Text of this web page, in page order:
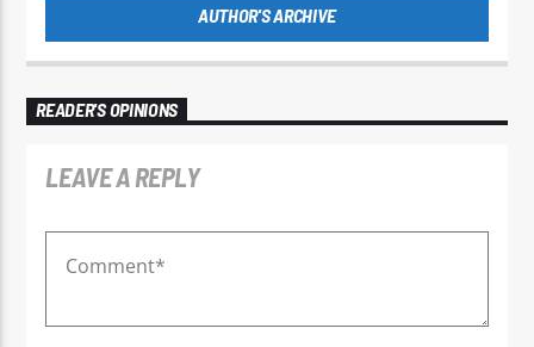
AUTHOR'S ARCHIVE
READER'S OPINIONS
LEAVE A REPLY